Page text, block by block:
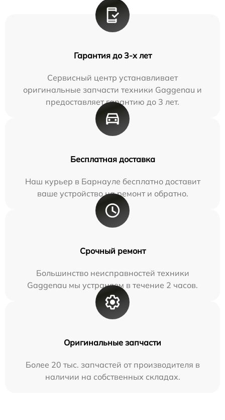
Гарантия до 3-х лет
Сервисный центр устанавливает
оригинальные запчасти техники Gaggenau и
предоставляет гарантию до 3 лет.
Бесплатная доставка
Наш курьер в Барнауле бесплатно доставит
ваше устройство на ремонт и обратно.
Срочный ремонт
Большинство неисправностей техники
Gaggenau мы устраняем в течение 2 часов.
Оригинальные запчасти
Более 20 тыс. запчастей от производителя в
наличии на собственных складах.